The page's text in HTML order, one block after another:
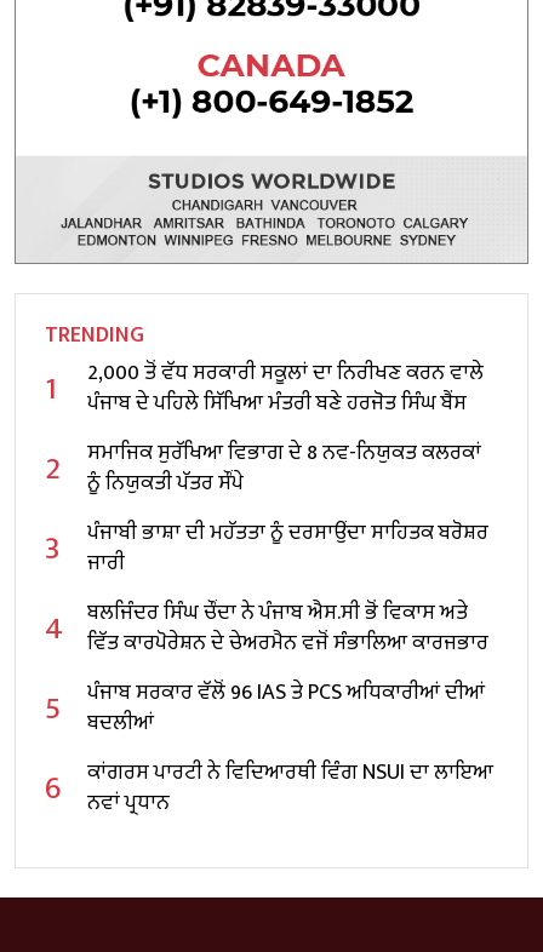
TRENDING
1
2,000 ਤੋਂ ਵੱਧ ਸਰਕਾਰੀ ਸਕੂਲਾਂ ਦਾ ਨਿਰੀਖਣ ਕਰਨ ਵਾਲੇ
ਪੰਜਾਬ ਦੇ ਪਹਿਲੇ ਸਿੱਖਿਆ ਮੰਤਰੀ ਬਣੇ ਹਰਜੋਤ ਸਿੰਘ ਬੈਂਸ
2
ਸਮਾਜਿਕ ਸੁਰੱਖਿਆ ਵਿਭਾਗ ਦੇ 8 ਨਵ-ਨਿਯੁਕਤ ਕਲਰਕਾਂ
ਨੂੰ ਨਿਯੁਕਤੀ ਪੱਤਰ ਸੌਂਪੇ
3
ਪੰਜਾਬੀ ਭਾਸ਼ਾ ਦੀ ਮਹੱਤਤਾ ਨੂੰ ਦਰਸਾਉਂਦਾ ਸਾਹਿਤਕ ਬਰੋਸ਼ਰ
ਜਾਰੀ
4
ਬਲਜਿੰਦਰ ਸਿੰਘ ਚੌਂਦਾ ਨੇ ਪੰਜਾਬ ਐਸ.ਸੀ ਭੋਂ ਵਿਕਾਸ ਅਤੇ
ਵਿੱਤ ਕਾਰਪੋਰੇਸ਼ਨ ਦੇ ਚੇਅਰਮੈਨ ਵਜੋਂ ਸੰਭਾਲਿਆ ਕਾਰਜਭਾਰ
5
ਪੰਜਾਬ ਸਰਕਾਰ ਵੱਲੋਂ 96 IAS ਤੇ PCS ਅਧਿਕਾਰੀਆਂ ਦੀਆਂ
ਬਦਲੀਆਂ
6
ਕਾਂਗਰਸ ਪਾਰਟੀ ਨੇ ਵਿਦਿਆਰਥੀ ਵਿੰਗ NSUI ਦਾ ਲਾਇਆ
ਨਵਾਂ ਪ੍ਰਧਾਨ